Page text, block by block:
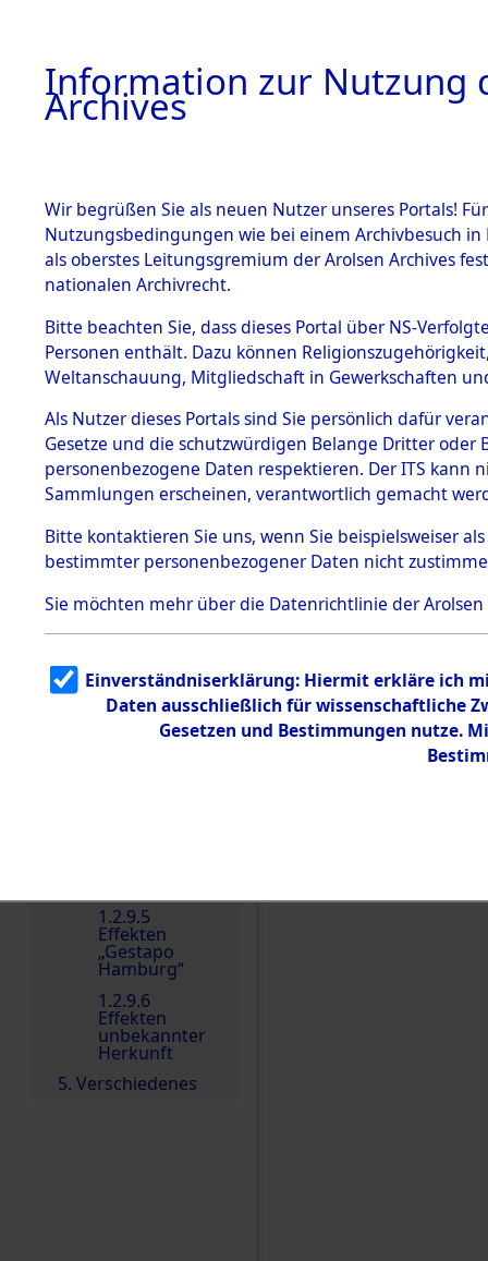
BESTÄNDE
1.
Inhaftierungsdoku
mente
1.2.9 Beim ITS
Effekten
1.2.9.1
Effekten aus
dem KZ
Dachau
1.2.9.2
Effekten aus
dem KZ
Bayerisches
1.2.9.3
Effekten aus
dem KZ
Neuengamm
1.2.9.5
Effekten
„Gestapo
Hamburg“
1.2.9.6
Effekten
unbekannter
Herkunft
5. Verschiedenes
0001
Einen Kommentar
Information zur Nutzung
Archives
Wir begrüßen Sie als neuen Nutzer unseres Portals!
Nutzungsbedingungen wie bei einem Archivbesuch
als oberstes Leitungsgremium der Arolsen Archives
nationalen Archivrecht.
Bitte beachten Sie, dass dieses Portal über NS-
Personen enthält. Dazu können
Weltanschauung, Mitgliedschaft in Gewerkschaften
Als Nutzer dieses Portals sind Sie persönlich dafür
Gesetze und die schutzwürdigen Belange Dritter
personenbezogene Daten respektieren. Der ITS
Sammlungen erscheinen, verantwortlich gemacht
Bitte kontaktieren Sie uns, wenn Sie beispielsweiser
bestimmter personenbezogener Daten nicht
Sie möchten mehr über die Datenrichtlinie der Arolsen
Einverständniserklärung: Hiermit erkläre ich
Daten ausschließlich für wissenschaftliche
Gesetzen und Bestimmungen nutze.